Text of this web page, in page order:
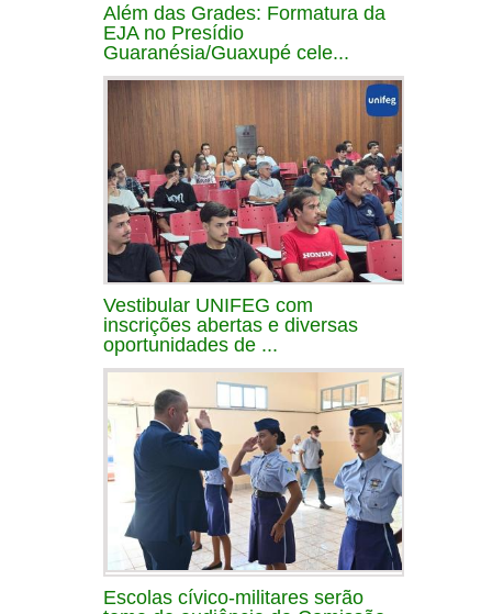
Além das Grades: Formatura da
EJA no Presídio
Guaranésia/Guaxupé cele...
Vestibular UNIFEG com
inscrições abertas e diversas
oportunidades de ...
Escolas cívico-militares serão